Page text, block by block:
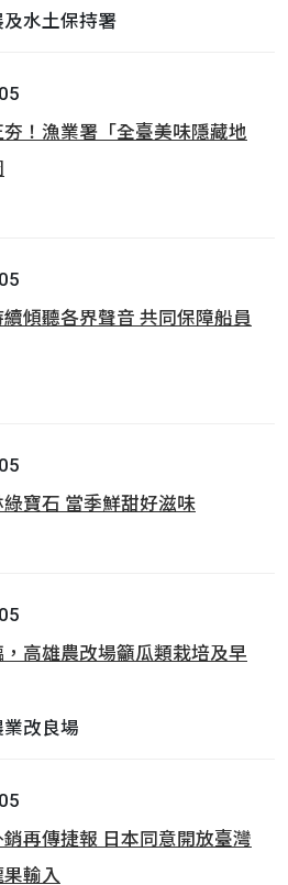
水土保持署
！漁業署「全臺美味隱藏地
傾聽各界聲音 共同保障船員
寶石 當季鮮甜好滋味
高雄農改場籲瓜類栽培及早
改良場
再傳捷報 日本同意開放臺灣
輸入